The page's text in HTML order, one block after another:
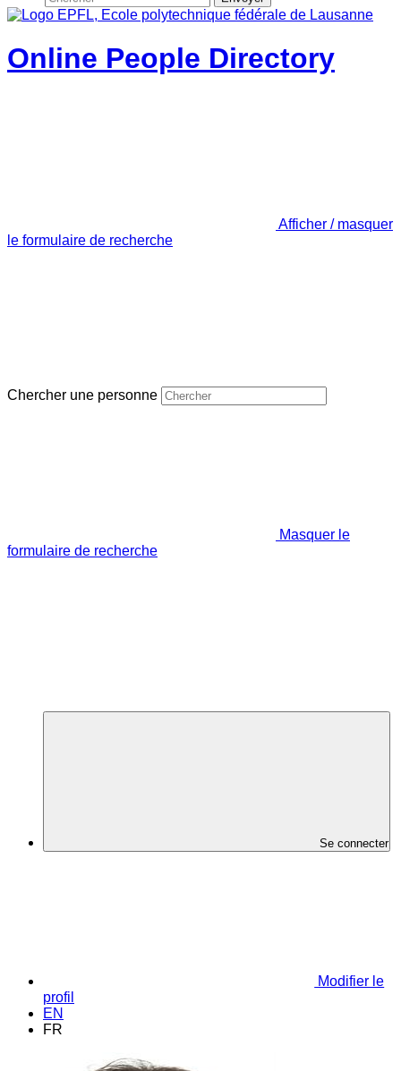
Online People Directory
Afficher / masquer
le formulaire de recherche
Chercher une personne
Masquer le
formulaire de recherche
Se connecter
Modifier le
profil
EN
FR